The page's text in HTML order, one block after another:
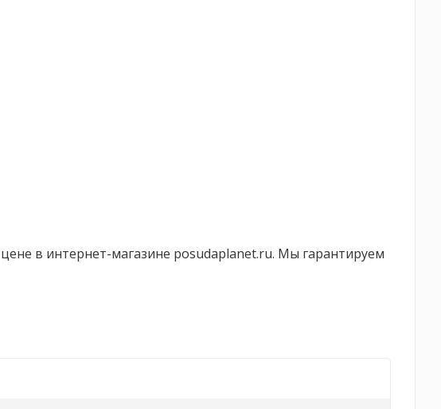
в интернет-магазине posudaplanet.ru. Мы гарантируем